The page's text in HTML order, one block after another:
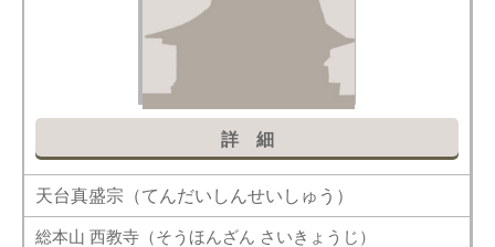
詳細
天台真盛宗（てんだいしんせいしゅう）
総本山 西教寺（そうほんざん さいきょうじ）